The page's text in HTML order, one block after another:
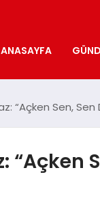
ANASAYFA
“Açken Sen,